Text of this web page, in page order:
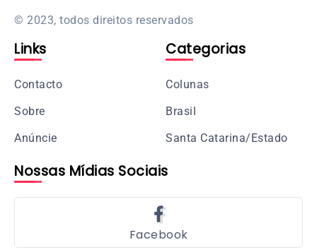
© 2023, todos direitos reservados
Links
Contacto
Sobre
Anúncie
Categorias
Colunas
Brasil
Santa Catarina/Estado
Nossas Mídias Sociais
Facebook